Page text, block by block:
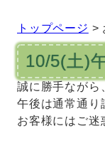
トップページ >
10/5(土)
誠に勝手ながら
午後は通常通り
お客様にはご迷